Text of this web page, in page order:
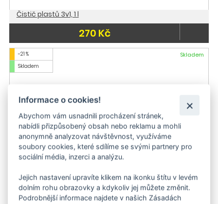
Čistič plastů 3v1, 1 l
270 Kč
-21 %
Skladem
Skladem
Kärcher Univerzální čistič RM 555 (5 l)
Informace o cookies!
Abychom vám usnadnili procházení stránek,
nabídli přizpůsobený obsah nebo reklamu a mohli
anonymně analyzovat návštěvnost, využíváme
soubory cookies, které sdílíme se svými partnery pro
sociální média, inzerci a analýzu.
Jejich nastavení upravíte klikem na ikonku štítu v levém
dolním rohu obrazovky a kdykoliv jej můžete změnit.
Podrobnější informace najdete v našich Zásadách